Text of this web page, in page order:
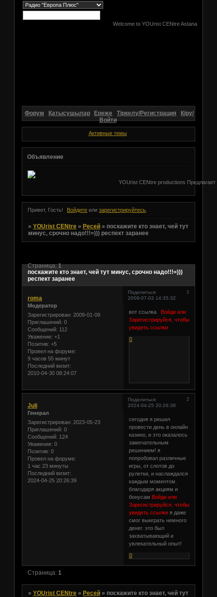
Welcome to YOUrist CENtre Astana
Форум Қатысушылар Ереже Тіркелу/Регистрация
Кіру/
Войти
Активные темы
Объявление
YOUrist CENtre productions
Привет, Гость! Войдите илизарегистрируйтесь
» YOUrist CENtre » Ресей » поскажите кто знает, чей тут
минус, срочно надо!!!=))) респект заранее
поскажите кто знает, чей тут минус, срочно надо!!!=)))
респект заранее
Страница:1
Поделиться
1
2009-07-03 14:35:32
roma
Модератор
Зарегистрирован: 2009-01-09
Приглашений: 0
Сообщений: 112
Уважение: +1
Позитив: +5
Провел на форуме:
9 часов 55 минут
Последний визит:
2010-04-30 08:24:07
вот ссылка Войди или
Зарегистрируйся, чтобы
увидеть ссылки
0
Поделиться
2
2024-04-25 20:26:38
Juli
Генерал
Зарегистрирован: 2023-05-23
Приглашений: 0
Сообщений: 124
Уважение: 0
Позитив: 0
Провел на форуме:
1 час 23 минуты
Последний визит:
2024-04-25 20:26:39
сегодня я решил
провести день в онлайн
казино, и это оказалось
замечательным
решением! я
попробовал различные
игры, от слотов до
рулетки, и наслаждался
каждым моментом.
благодаря акциям и
бонусам Войди или
Зарегистрируйся, чтобы
увидеть ссылкия даже
смог выиграть немного
денег. это был
захватывающий и
увлекательный опыт!
0
Страница: 1
» YOUrist CENtre » Ресей » поскажите кто знает, чей тут